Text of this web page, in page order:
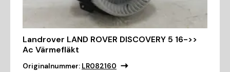
Landrover LAND ROVER DISCOVERY 5 16->>
Ac Värmefläkt
Originalnummer: LR082160